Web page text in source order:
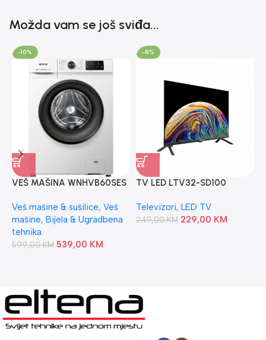
Možda vam se još sviđa...
-10%
VEŠ MAŠINA WNHVB60SES
Veš mašine & sušilice, Veš
mašine, Bijela & Ugradbena
tehnika
599,00KM 539,00 KM
-8%
TV LED LTV32-SD100
Televizori, LED TV
249,00KM 229,00 KM